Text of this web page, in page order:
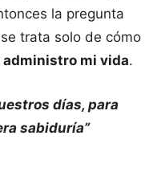
la pregunta
trata solo de cómo
administro mi vida.
días, para
sabiduría”